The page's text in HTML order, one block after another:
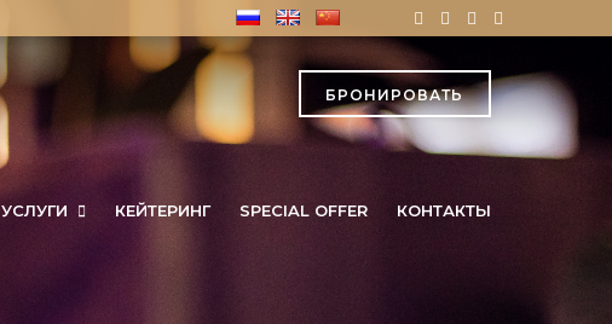
БРОНИРОВАТЬ
УСЛУГИ КЕЙТЕРИНГ SPECIAL OFFER КОНТАКТЫ